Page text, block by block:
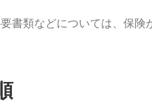
書類などについては、保